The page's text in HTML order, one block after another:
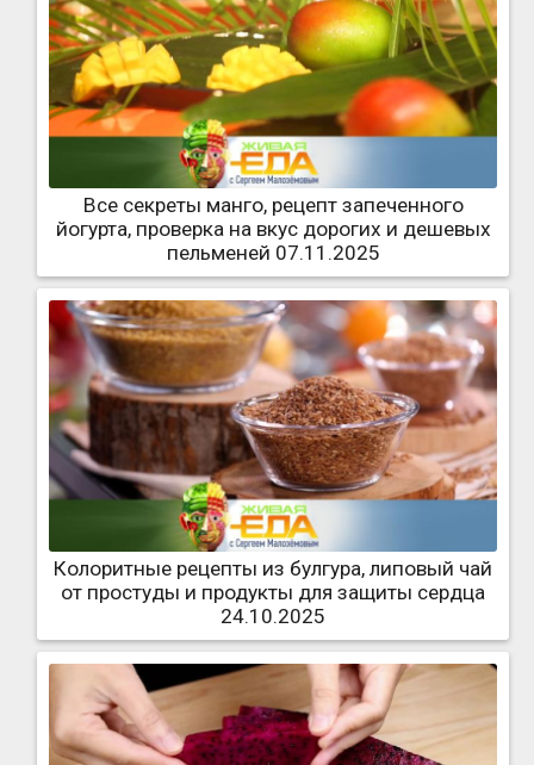
Все секреты манго, рецепт запеченного
йогурта, проверка на вкус дорогих и дешевых
пельменей 07.11.2025
Колоритные рецепты из булгура, липовый чай
от простуды и продукты для защиты сердца
24.10.2025